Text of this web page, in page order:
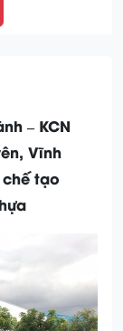
– KCN
Vĩnh
tạo